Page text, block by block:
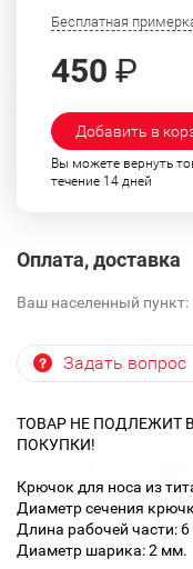
Бесплатная
450 ₽
Добавить в
Вы можете вернуть
течение 14 дней
Оплата, доставка
Ваш населенный пункт:
Задать вопрос
ТОВАР НЕ ПОДЛЕЖИТ
ПОКУПКИ!
Крючок для носа из
Диаметр сечения
Длина рабочей части:
Диаметр шарика: 2 мм.